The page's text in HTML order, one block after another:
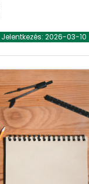
Jelentkezés: 2026-03-10